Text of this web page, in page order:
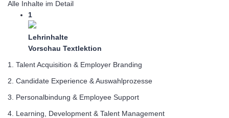
Alle Inhalte im Detail
1
Lehrinhalte
Vorschau Textlektion
1. Talent Acquisition & Employer Branding
2. Candidate Experience & Auswahlprozesse
3. Personalbindung & Employee Support
4. Learning, Development & Talent Management